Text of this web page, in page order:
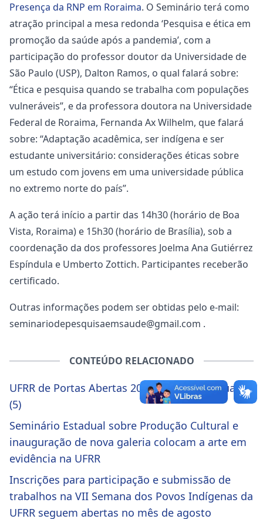
Presença da RNP em Roraima. O Seminário terá como
atração principal a mesa redonda ‘Pesquisa e ética em
promoção da saúde após a pandemia’, com a
participação do professor doutor da Universidade de
São Paulo (USP), Dalton Ramos, o qual falará sobre:
“Ética e pesquisa quando se trabalha com populações
vulneráveis”, e da professora doutora na Universidade
Federal de Roraima, Fernanda Ax Wilhelm, que falará
sobre: “Adaptação acadêmica, ser indígena e ser
estudante universitário: considerações éticas sobre
um estudo com jovens em uma universidade pública
no extremo norte do país”.
A ação terá início a partir das 14h30 (horário de Boa
Vista, Roraima) e 15h30 (horário de Brasília), sob a
coordenação da dos professores Joelma Ana Gutiérrez
Espíndula e Umberto Zottich. Participantes receberão
certificado.
Outras informações podem ser obtidas pelo e-mail:
seminariodepesquisaemsaude@gmail.com .
CONTEÚDO RELACIONADO
UFRR de Portas Abertas 2026 inicia nesta quarta
(5)
Seminário Estadual sobre Produção Cultural e
inauguração de nova galeria colocam a arte em
evidência na UFRR
Inscrições para participação e submissão de
trabalhos na VII Semana dos Povos Indígenas da
UFRR seguem abertas no mês de agosto